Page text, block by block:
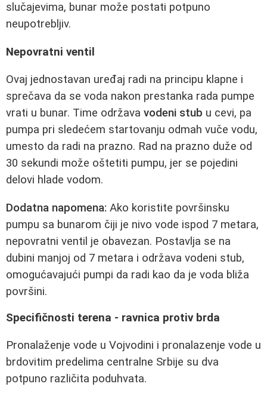
slučajevima, bunar može postati potpuno
neupotrebljiv.
Nepovratni ventil
Ovaj jednostavan uređaj radi na principu klapne i
sprečava da se voda nakon prestanka rada pumpe
vrati u bunar. Time održava vodeni stub u cevi, pa
pumpa pri sledećem startovanju odmah vuče vodu,
umesto da radi na prazno. Rad na prazno duže od
30 sekundi može oštetiti pumpu, jer se pojedini
delovi hlade vodom.
Dodatna napomena: Ako koristite površinsku
pumpu sa bunarom čiji je nivo vode ispod 7 metara,
nepovratni ventil je obavezan. Postavlja se na
dubini manjoj od 7 metara i održava vodeni stub,
omogućavajući pumpi da radi kao da je voda bliža
površini.
Specifičnosti terena - ravnica protiv brda
Pronalaženje vode u Vojvodini i pronalazenje vode u
brdovitim predelima centralne Srbije su dva
potpuno različita poduhvata.